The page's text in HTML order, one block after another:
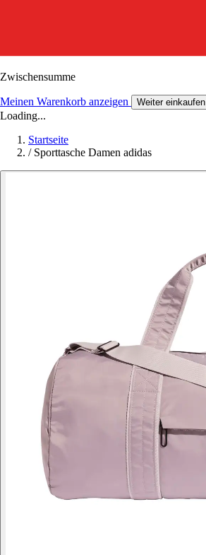
Zwischensumme
Meinen Warenkorb anzeigen Weiter einkaufen
Loading...
Startseite
/ Sporttasche Damen adidas